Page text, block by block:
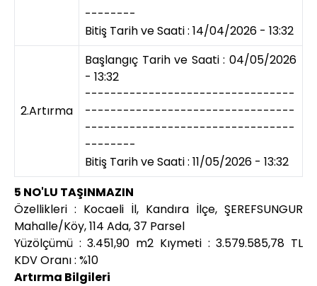
--------
Bitiş Tarih ve Saati : 14/04/2026 - 13:32
2.Artırma
Başlangıç Tarih ve Saati : 04/05/2026
- 13:32
---------------------------------
---------------------------------
---------------------------------
--------
Bitiş Tarih ve Saati : 11/05/2026 - 13:32
5 NO'LU TAŞINMAZIN
Özellikleri : Kocaeli İl, Kandıra İlçe, ŞEREFSUNGUR
Mahalle/Köy, 114 Ada, 37 Parsel
Yüzölçümü : 3.451,90 m2 Kıymeti : 3.579.585,78 TL
KDV Oranı : %10
Artırma Bilgileri